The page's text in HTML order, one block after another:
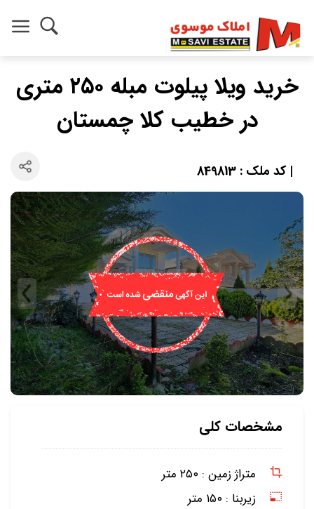
خرید ویلا پیلوت مبله ۲۵۰ متری
در خطیب کلا چمستان
| کد ملک : 849813
مشخصات کلی
متراژ زمین : ۲۵۰ متر
زیربنا : ۱۵۰ متر